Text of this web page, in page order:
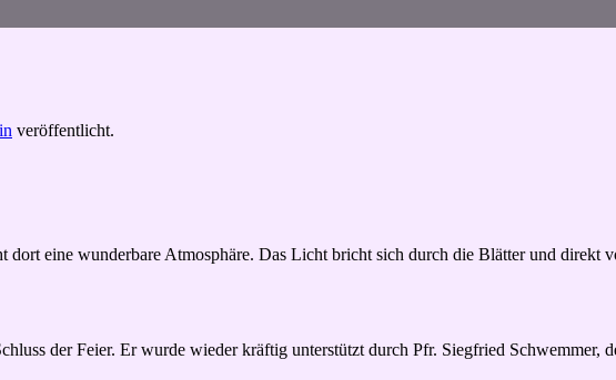
veröffentlicht.
dort eine wunderbare Atmosphäre. Das Licht bricht sich durch die Blätter und direkt
der Feier. Er wurde wieder kräftig unterstützt durch Pfr. Siegfried Schwemmer,